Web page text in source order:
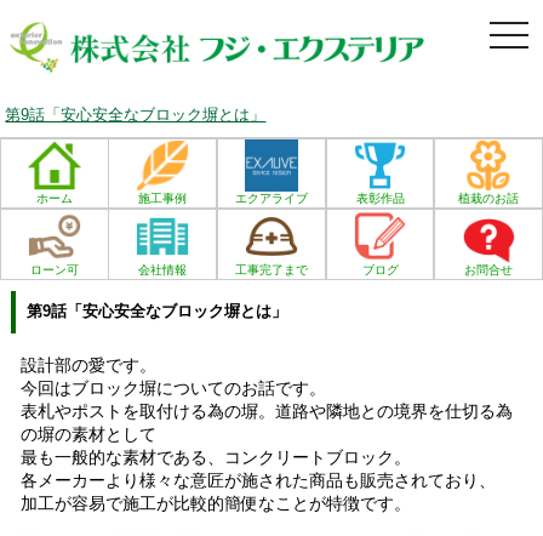
第9話「安心安全なブロック塀とは」
ホーム 施工事例 エクアライブ 表彰作品 植栽のお話
ローン可 会社情報 工事完了まで ブログ お問合せ
第9話「安心安全なブロック塀とは」
設計部の愛です。
今回はブロック塀についてのお話です。
表札やポストを取付ける為の塀。道路や隣地との境界を仕切る為
の塀の素材として
最も一般的な素材である、コンクリートブロック。
各メーカーより様々な意匠が施された商品も販売されており、
加工が容易で施工が比較的簡便なことが特徴です。